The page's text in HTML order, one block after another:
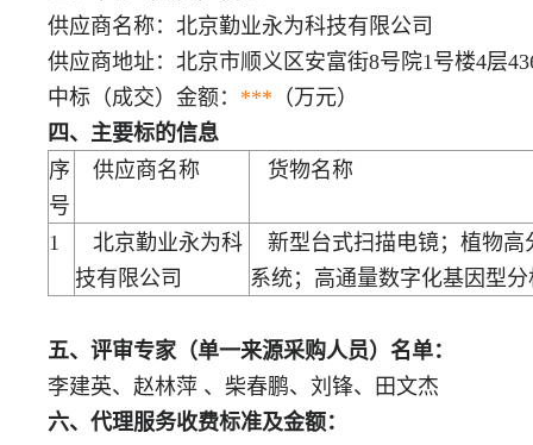
供应商名称：北京勤业永为科技有限公司
供应商地址：北京市顺义区安富街8号院1号楼4层
中标（成交）金额： *** （万元）
四、主要标的信息
序
号
供应商名称 货物名称
1
北京勤业永为科
技有限公司
新型台式扫描电镜；植物高
系统；高通量数字化基因型
五、评审专家（单一来源采购人员）名单：
李建英、赵林萍 、柴春鹏、刘锋、田文杰
六、代理服务收费标准及金额：